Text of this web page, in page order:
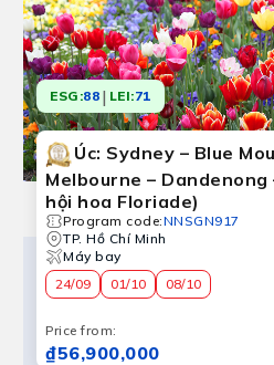
ESG:88 | LEI:71
Úc: Sydney – Blue
Melbourne – Dandenong
hội hoa Floriade)
Program code:NNSGN917
TP. Hồ Chí Minh
Máy bay
24/09
01/10 08/10
Price from:
₫56,900,000